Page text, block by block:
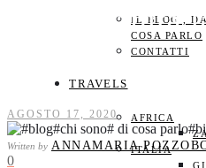
IL BLOG ,
COSA PARLO
CONTATTI
TRAVELS
AFRICA
ITALIA
Rione Sanità
non mancare
AGOSTO 17, 2020
Written by ANNAMARIA
0